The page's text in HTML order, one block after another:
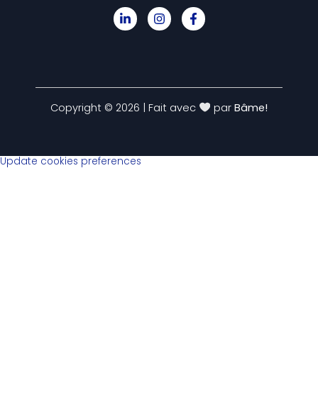
Copyright © 2026 | Fait avec par Bâme!
Update cookies preferences